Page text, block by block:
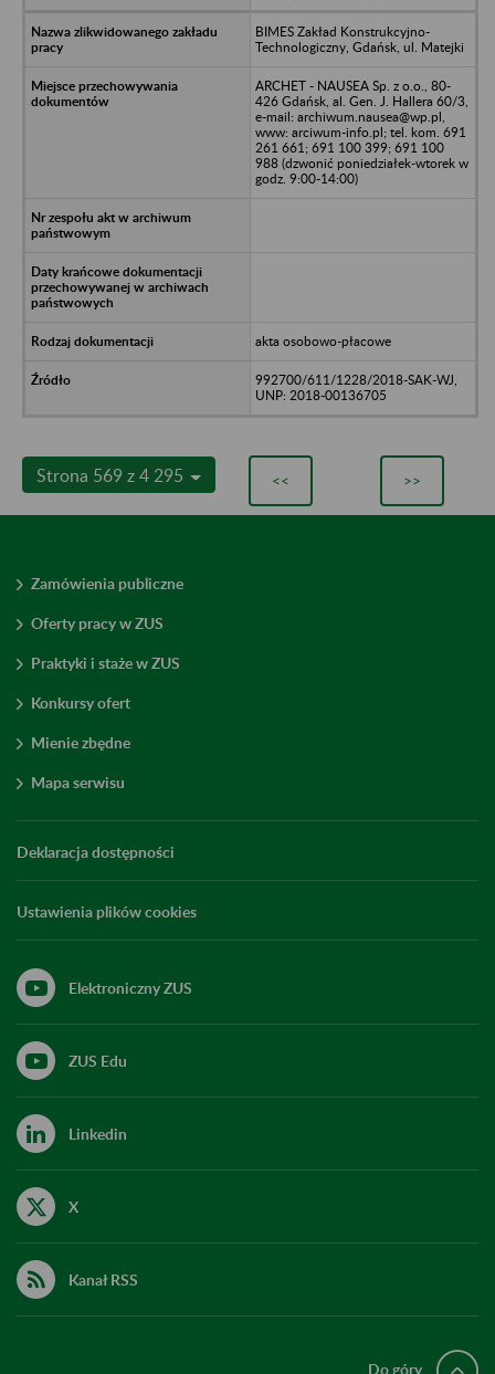
BIMES Zakład Konstrukcyjno-
Technologiczny, Gdańsk, ul. Matejki
ARCHET - NAUSEA Sp. z o.o., 80-
426 Gdańsk, al. Gen. J. Hallera 60/3,
e-mail: archiwum.nausea@wp.pl,
www: arciwum-info.pl; tel. kom. 691
261 661; 691 100 399; 691 100
988 (dzwonić poniedziałek-wtorek w
godz. 9:00-14:00)
akta osobowo-płacowe
992700/611/1228/2018-SAK-WJ,
UNP: 2018-00136705
Strona 569 z 4 295 << >>
Zamówienia publiczne
Oferty pracy w ZUS
Praktyki i staże w ZUS
Konkursy ofert
Mienie zbędne
Mapa serwisu
Deklaracja dostępności
Ustawienia plików cookies
Elektroniczny ZUS
ZUS Edu
Linkedin
X
Kanał RSS
Do góry